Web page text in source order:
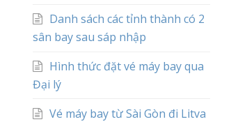
Danh sách các tỉnh thành có 2
sân bay sau sáp nhập
Hình thức đặt vé máy bay qua
Đại lý
Vé máy bay từ Sài Gòn đi Litva